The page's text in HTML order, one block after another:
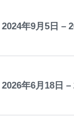
2024年9月5日 –
2026年6月18日 –